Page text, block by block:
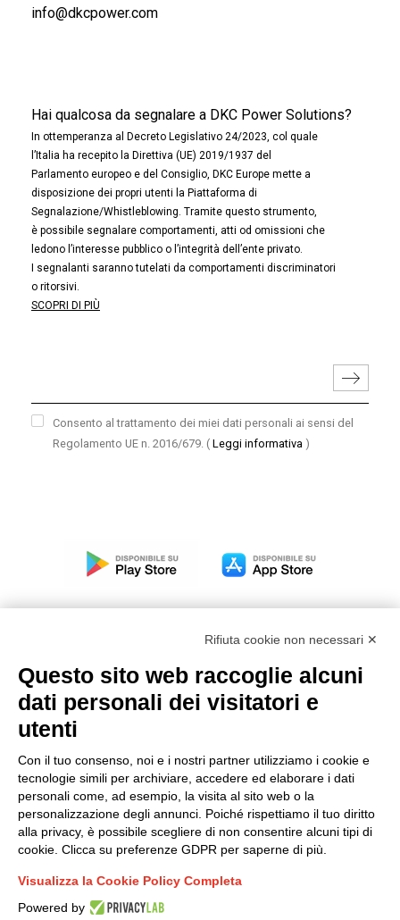
info@dkcpower.com
Hai qualcosa da segnalare a DKC Power Solutions?
In ottemperanza al Decreto Legislativo 24/2023, col quale
l’Italia ha recepito la Direttiva (UE) 2019/1937 del
Parlamento europeo e del Consiglio, DKC Europe mette a
disposizione dei propri utenti la Piattaforma di
Segnalazione/Whistleblowing. Tramite questo strumento,
è possibile segnalare comportamenti, atti od omissioni che
ledono l’interesse pubblico o l’integrità dell’ente privato.
I segnalanti saranno tutelati da comportamenti discriminatori
o ritorsivi.
SCOPRI DI PIÙ
Consento al trattamento dei miei dati personali ai sensi del
Regolamento UE n. 2016/679. ( Leggi informativa )
LINKEDIN YOUTUBE
Modello organizzativo, gestione e controllo – D. lgs.
231/2001
Condizioni generali di vendita DKC Power Solutions
Condizioni generali di acquisto
Codice etico
Rifiuta cookie non necessari ✕
Questo sito web raccoglie alcuni
dati personali dei visitatori e
utenti
Con il tuo consenso, noi e i nostri partner utilizziamo i cookie e
tecnologie simili per archiviare, accedere ed elaborare i dati
personali come, ad esempio, la visita al sito web o la
personalizzazione degli annunci. Poiché rispettiamo il tuo diritto
alla privacy, è possibile scegliere di non consentire alcuni tipi di
cookie. Clicca su preferenze GDPR per saperne di più.
Visualizza la Cookie Policy Completa
Powered by